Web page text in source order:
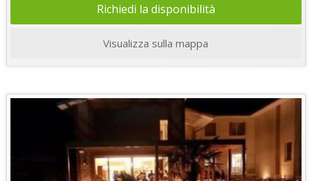
Richiedi la disponibilità
Visualizza sulla mappa